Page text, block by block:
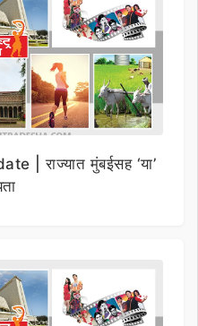
| राज्यात मुंबईसह ‘या’